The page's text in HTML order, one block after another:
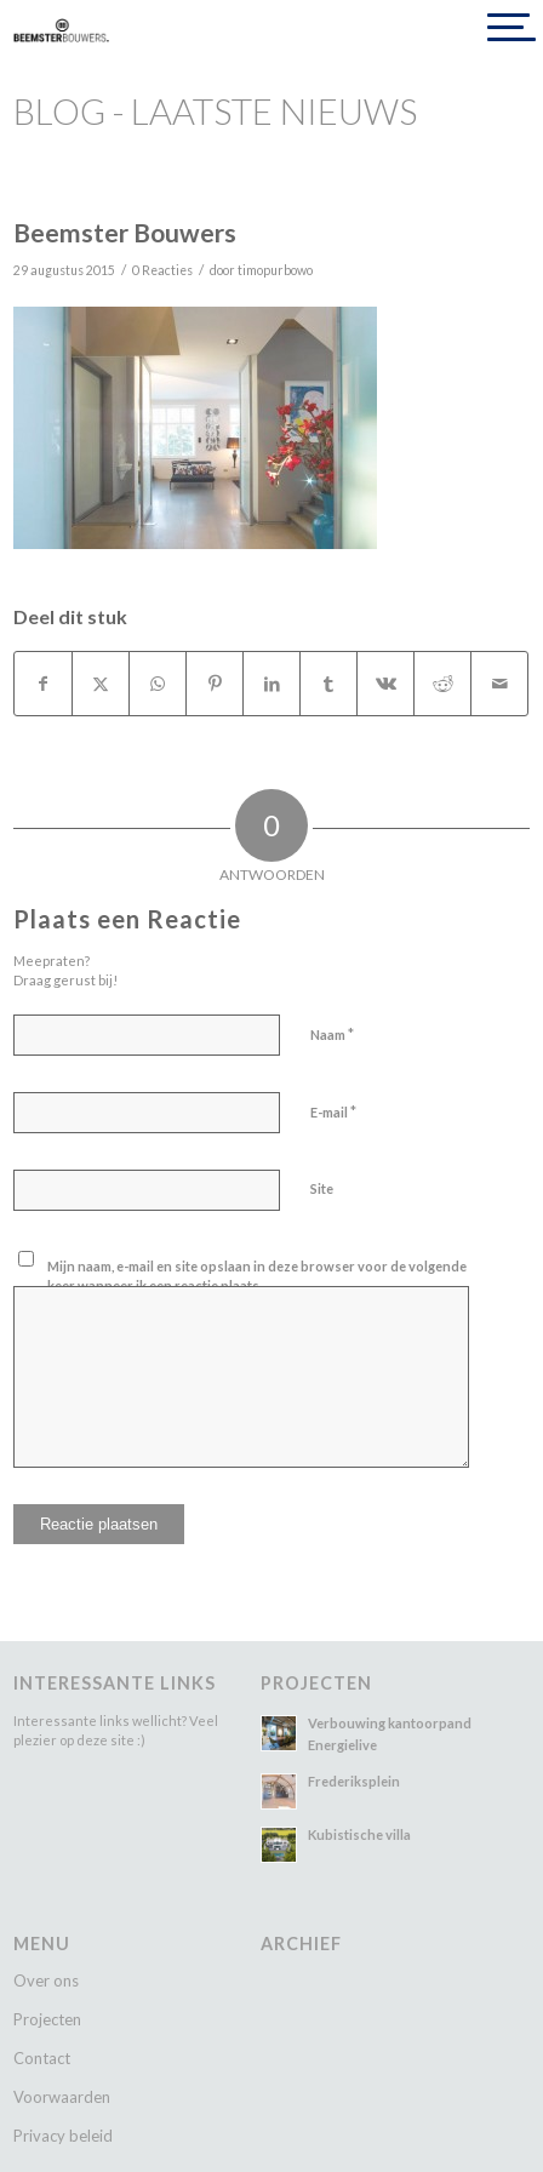
BLOG - LAATSTE NIEUWS
Beemster Bouwers
29 augustus 2015 / 0 Reacties / doortimopurbowo
Deel dit stuk
0
ANTWOORDEN
Plaats een Reactie
Meepraten?
Draag gerust bij!
Naam*
E-mail*
Site
Mijn naam, e-mail en site opslaan in deze browser voor de volgende
keer wanneer ik een reactie plaats.
INTERESSANTE LINKS
Interessante links wellicht? Veel
plezier op deze site :)
PROJECTEN
Verbouwing kantoorpand
Energielive
Frederiksplein
Kubistische villa
MENU
Over ons
Projecten
Contact
Voorwaarden
Privacy beleid
ARCHIEF